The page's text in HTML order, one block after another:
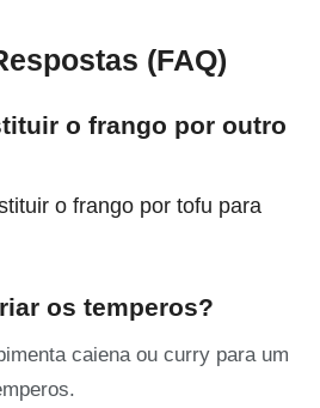
(FAQ)
o frango por outro
o frango por tofu para
os temperos?
caiena ou curry para um